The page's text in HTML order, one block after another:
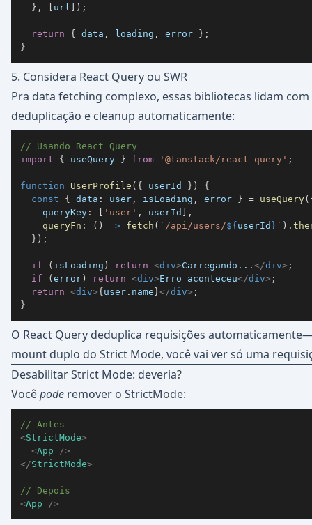
} , [ url ] ) ;
return { data , loading , error } ;
}
5. Considera React Query ou SWR
Pra data fetching complexo, essas bibliotecas lidam
deduplicação e cleanup automaticamente:
// Usando React Query
import
{ useQuery } from '@tanstack/react-query' ;
function UserProfile ( { userId } )
{
const
{ data : user , isLoading , error } = useQuery(
queryKey : [ 'user' , userId ] ,
queryFn : ( ) => fetch ( ` /api/users/${userId } ` ) .
} ) ;
if ( isLoading ) return <div>Carregando... </div> ;
if
(error) return <div>Erro aconteceu</div> ;
return <div>{user . name}</div> ;
}
O React Query deduplica requisições
mount duplo do Strict Mode, você vai ver só uma
Desabilitar Strict Mode: deveria?
Vocêpode remover o StrictMode:
// Antes
<StrictMode>
<App
/>
</StrictMode>
// Depois
<App />